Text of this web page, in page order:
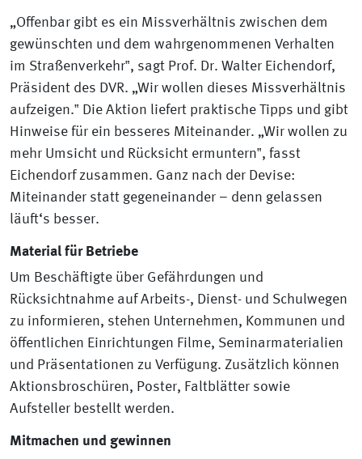
„Offenbar gibt es ein Missverhältnis zwischen dem
gewünschten und dem wahrgenommenen Verhalten
im Straßenverkehr‟, sagt Prof. Dr. Walter Eichendorf,
Präsident des DVR. „Wir wollen dieses Missverhältnis
aufzeigen.‟ Die Aktion liefert praktische Tipps und gibt
Hinweise für ein besseres Miteinander. „Wir wollen zu
mehr Umsicht und Rücksicht ermuntern‟, fasst
Eichendorf zusammen. Ganz nach der Devise:
Miteinander statt gegeneinander – denn gelassen
läuft‘s besser.
Material für Betriebe
Um Beschäftigte über Gefährdungen und
Rücksichtnahme auf Arbeits-, Dienst- und Schulwegen
zu informieren, stehen Unternehmen, Kommunen und
öffentlichen Einrichtungen Filme, Seminarmaterialien
und Präsentationen zu Verfügung. Zusätzlich können
Aktionsbroschüren, Poster, Faltblätter sowie
Aufsteller bestellt werden.
Mitmachen und gewinnen